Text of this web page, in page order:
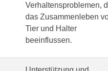
Verhaltensproblemen,
das Zusammenleben
Tier und Halter
beeinflussen.